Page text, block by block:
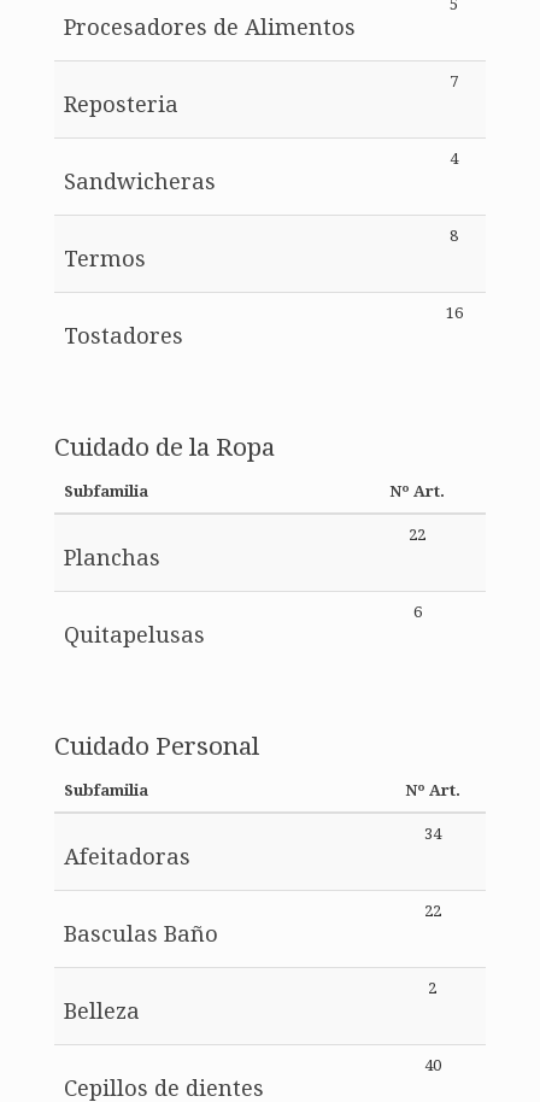
Procesadores de Alimentos
5
Reposteria
7
Sandwicheras
4
Termos
8
Tostadores
16
Cuidado de la Ropa
Subfamilia Nº Art.
Planchas
22
Quitapelusas
6
Cuidado Personal
Subfamilia Nº Art.
Afeitadoras
34
Basculas Baño
22
Belleza
2
Cepillos de dientes
40